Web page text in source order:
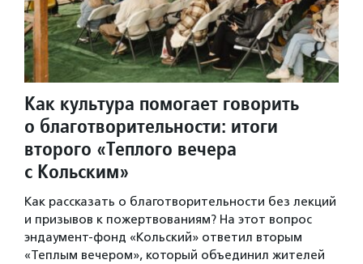
Как культура помогает говорить
о благотворительности: итоги
второго «Теплого вечера
с Кольским»
Как рассказать о благотворительности без лекций
и призывов к пожертвованиям? На этот вопрос
эндаумент-фонд «Кольский» ответил вторым
«Теплым вечером», который объединил жителей